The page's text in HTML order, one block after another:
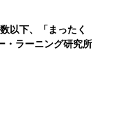
以下、「まったく
ラーニング研究所